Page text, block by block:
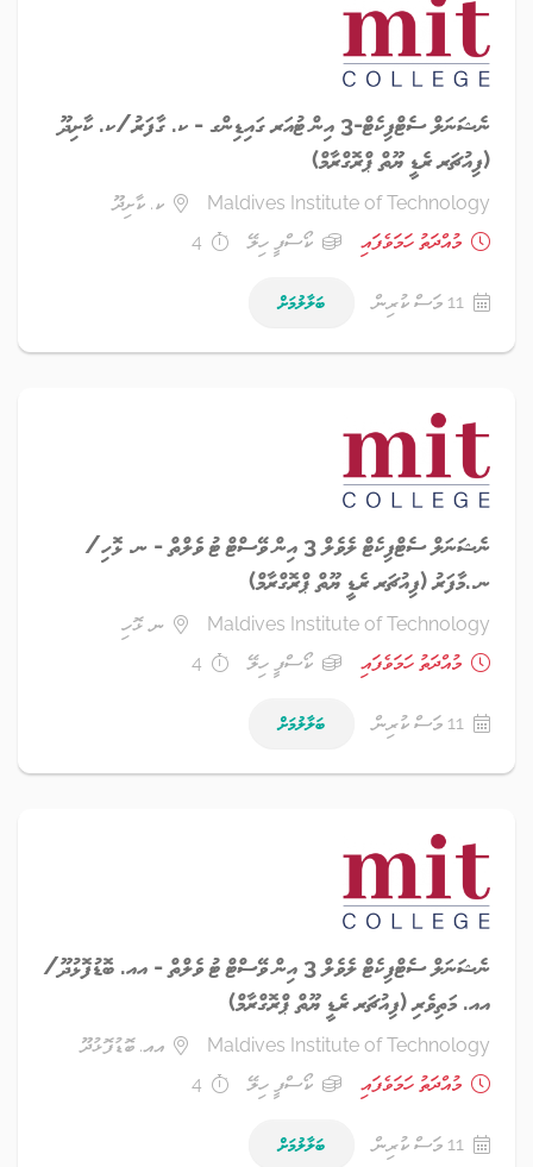
ނެޝަނަލް ސެޓްފިކެޓް-3 އިން ޓުއަރ ގައިޑިންގ - ކ. ގާފަރު/ކ. ކާށިދޫ
(ފިއުޗަރ ރެޑީ ޔޫތް ޕްރޮގްރާމް)
Maldives Institute of Technology
ކ. ކާށިދޫ
މުއްދަތު ހަމަވެފައި
ކޯސްފީ ހިލޭ 4
11 މަސް ކުރިން ބަލާލުމަށް
ނެޝަނަލް ސެޓްފިކެޓް ލެވެލް 3 އިން ވޭސްޓް ޓު ވެލްތް - ނ. ޅޮހި/
ނ..މާފަރު (ފިއުޗަރ ރެޑީ ޔޫތް ޕްރޮގްރާމް)
Maldives Institute of Technology
ނ. ޅޮހި
މުއްދަތު ހަމަވެފައި
ކޯސްފީ ހިލޭ 4
11 މަސް ކުރިން ބަލާލުމަށް
ނެޝަނަލް ސެޓްފިކެޓް ލެވެލް 3 އިން ވޭސްޓް ޓު ވެލްތް - އއ. ބޮޑުފޮޅުދޫ/
އއ. މަތިވެރި (ފިއުޗަރ ރެޑީ ޔޫތް ޕްރޮގްރާމް)
Maldives Institute of Technology
އއ. ބޮޑުފޮޅުދޫ
މުއްދަތު ހަމަވެފައި
ކޯސްފީ ހިލޭ 4
11 މަސް ކުރިން ބަލާލުމަށް